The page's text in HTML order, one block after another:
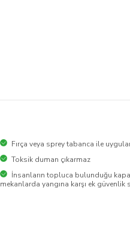
Fırça veya sprey tabanca ile
Toksik duman çıkarmaz
İnsanların topluca bulunduğu
mekanlarda yangına karşı ek güvenlik